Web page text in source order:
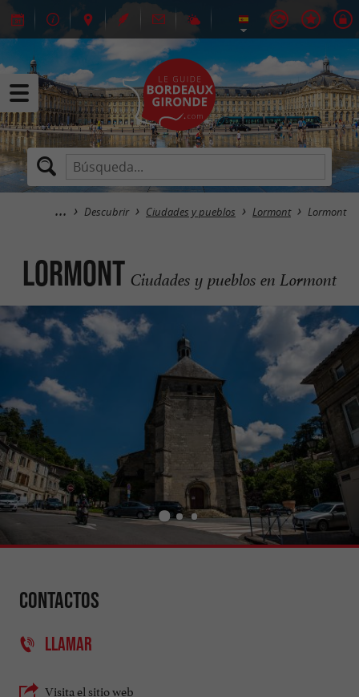
Descubrir Ciudades y pueblos Lormont Lormont
Lormont Ciudades y pueblos en Lormont
Contactos
LLAMAR
Visita el sitio web